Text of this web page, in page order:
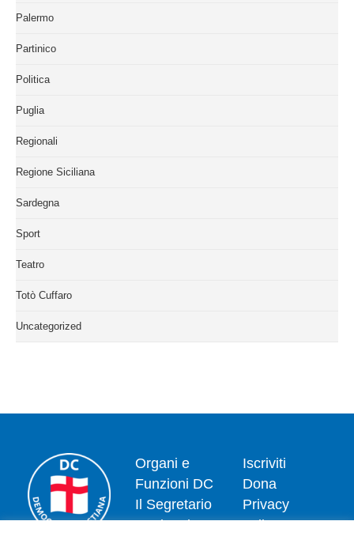
Palermo
Partinico
Politica
Puglia
Regionali
Regione Siciliana
Sardegna
Sport
Teatro
Totò Cuffaro
Uncategorized
Organi e
Funzioni DC
Il Segretario
Nazionale
Iscriviti
Dona
Privacy
policy